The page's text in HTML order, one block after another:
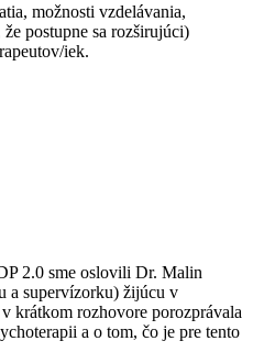
možnosti vzdelávania,
postupne sa rozširujúci)
iek.
2.0 sme oslovili Dr. Malin
a supervízorku) žijúcu v
krátkom rozhovore porozprávala
a o tom, čo je pre tento